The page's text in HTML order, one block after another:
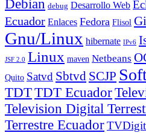
Debian debug Desarrollo Web
Ecuador Enlaces Fedora Flisol
Gnu/Linux hibernate IPv6
JSF 2.0 Linux maven Netbeans
Quito Satvd Sbtvd SCJP
TDTTDT Ecuador
Television Digital
Terrestre Ecuador